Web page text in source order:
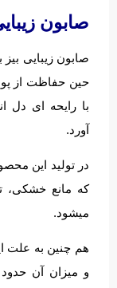
صابون زیبایی
حین حفاظت از
با رایحه ای دل
آورد.
در تولید این
که مانع خشکی،
میشود.